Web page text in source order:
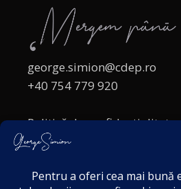
george.simion@cdep.ro
+40 754 779 920
Politică de confidențialitate
Politica cookies
Acordul de markting